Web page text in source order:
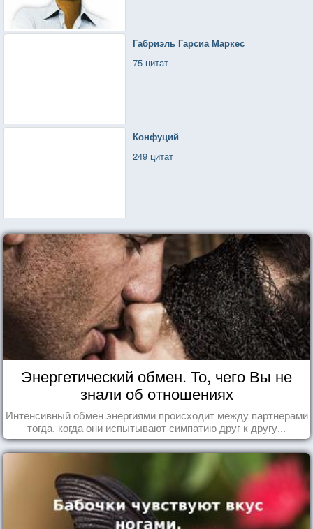
Габриэль Гарсиа Маркес
75 цитат
Конфуций
249 цитат
Энергетический обмен. То, чего Вы не
знали об отношениях
Интенсивный обмен энергиями происходит между партнерами
тогда, когда они испытывают симпатию друг к другу...